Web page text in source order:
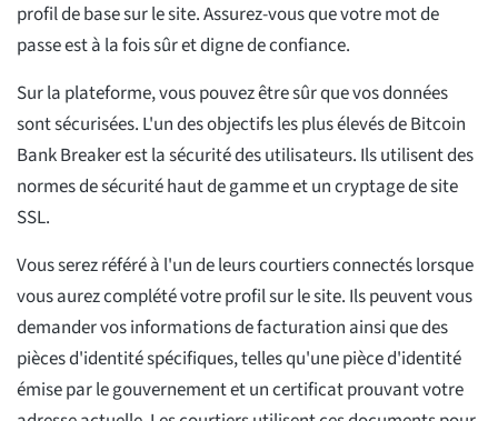
profil de base sur le site. Assurez-vous que votre mot de
passe est à la fois sûr et digne de confiance.
Sur la plateforme, vous pouvez être sûr que vos données
sont sécurisées. L'un des objectifs les plus élevés de Bitcoin
Bank Breaker est la sécurité des utilisateurs. Ils utilisent des
normes de sécurité haut de gamme et un cryptage de site
SSL.
Vous serez référé à l'un de leurs courtiers connectés lorsque
vous aurez complété votre profil sur le site. Ils peuvent vous
demander vos informations de facturation ainsi que des
pièces d'identité spécifiques, telles qu'une pièce d'identité
émise par le gouvernement et un certificat prouvant votre